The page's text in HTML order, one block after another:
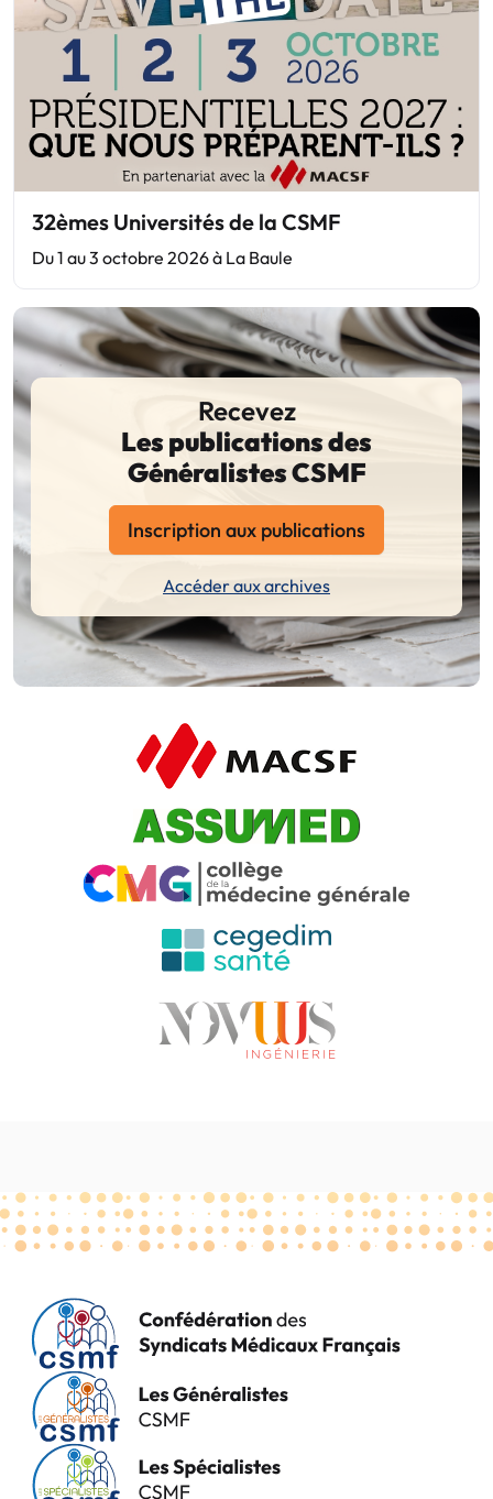
32èmes Universités de la CSMF
Du 1 au 3 octobre 2026 à La Baule
Recevez
Les publications des
Généralistes CSMF
Inscription aux publications
Accéder aux archives